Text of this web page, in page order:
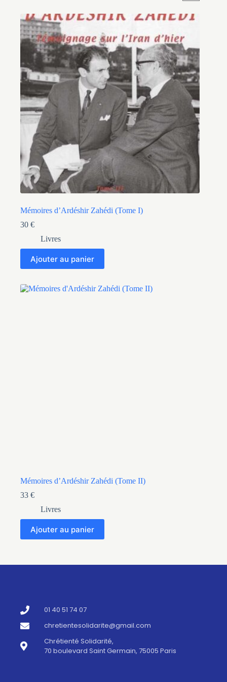
Mémoires d’Ardéshir Zahédi (Tome I)
30 €
Livres
Ajouter au panier
Mémoires d’Ardéshir Zahédi (Tome II)
33 €
Livres
Ajouter au panier
01 40 51 74 07
chretientesolidarite@gmail.com
Chrétienté Solidarité,
70 boulevard Saint Germain, 75005 Paris